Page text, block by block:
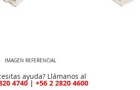
IMAGEN REFERENCIAL
ayuda? Llámanos al
4740 | +56 2 2820 4600